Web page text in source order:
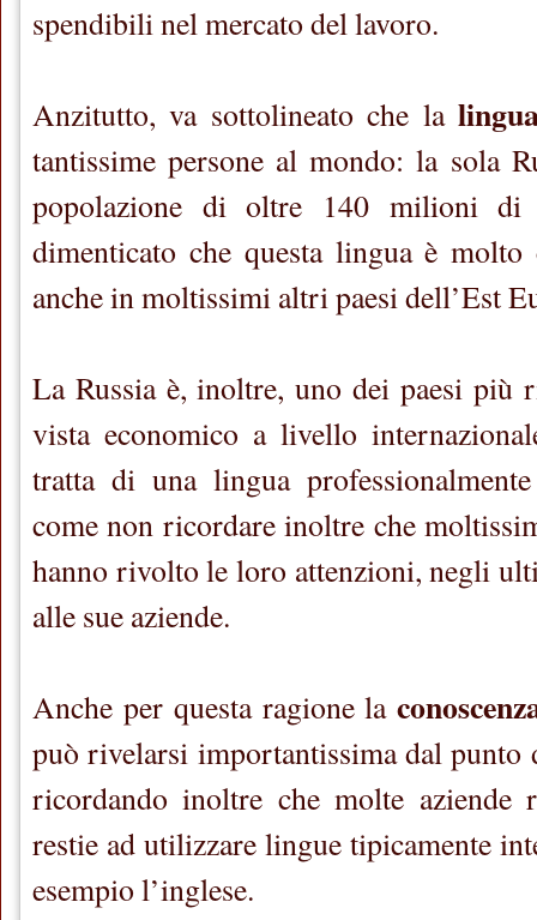
spendibili nel mercato del lavoro.
Anzitutto, va sottolineato che la
tantissime persone al mondo: la sola
popolazione di oltre 140 milioni
dimenticato che questa lingua è molto
anche in moltissimi altri paesi dell’Est
La Russia è, inoltre, uno dei paesi più
vista economico a livello
tratta di una lingua
come non ricordare inoltre che
hanno rivolto le loro attenzioni, negli
alle sue aziende.
Anche per questa ragione la
può rivelarsi importantissima dal punto
ricordando inoltre che molte aziende
restie ad utilizzare lingue tipicamente
esempio l’inglese.